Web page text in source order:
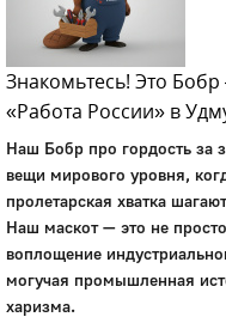
Знакомьтесь! Это
«Работа России» в
Наш Бобр про гордость за
вещи мирового уровня,
пролетарская хватка
Наш маскот — это не
воплощение
могучая промышленная
харизма.